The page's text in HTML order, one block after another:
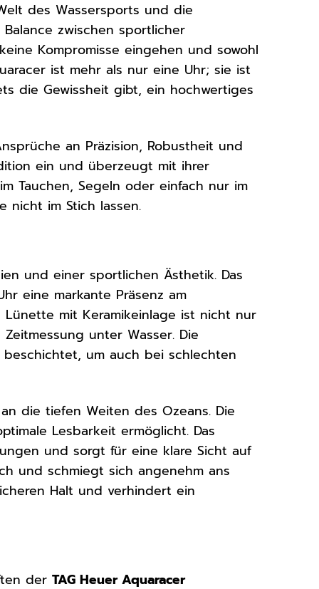
des Wassersports und die
zwischen sportlicher
Kompromisse eingehen und sowohl
ist mehr als nur eine Uhr; sie ist
die Gewissheit gibt, ein hochwertiges
an Präzision, Robustheit und
ein und überzeugt mit ihrer
Tauchen, Segeln oder einfach nur im
nicht im Stich lassen.
und einer sportlichen Ästhetik. Das
eine markante Präsenz am
mit Keramikeinlage ist nicht nur
unter Wasser. Die
beschichtet, um auch bei schlechten
die tiefen Weiten des Ozeans. Die
Lesbarkeit ermöglicht. Das
und sorgt für eine klare Sicht auf
und schmiegt sich angenehm ans
Halt und verhindert ein
derTAG Heuer Aquaracer